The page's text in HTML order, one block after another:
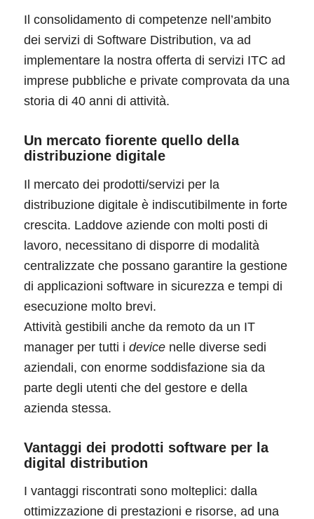
Il consolidamento di competenze nell’ambito
dei servizi di Software Distribution, va ad
implementare la nostra offerta di servizi ITC ad
imprese pubbliche e private comprovata da una
storia di 40 anni di attività.
Un mercato fiorente quello della
distribuzione digitale
Il mercato dei prodotti/servizi per la
distribuzione digitale è indiscutibilmente in forte
crescita. Laddove aziende con molti posti di
lavoro, necessitano di disporre di modalità
centralizzate che possano garantire la gestione
di applicazioni software in sicurezza e tempi di
esecuzione molto brevi.
Attività gestibili anche da remoto da un IT
manager per tutti i devicenelle diverse sedi
aziendali, con enorme soddisfazione sia da
parte degli utenti che del gestore e della
azienda stessa.
Vantaggi dei prodotti software per la
digital distribution
I vantaggi riscontrati sono molteplici: dalla
ottimizzazione di prestazioni e risorse, ad una